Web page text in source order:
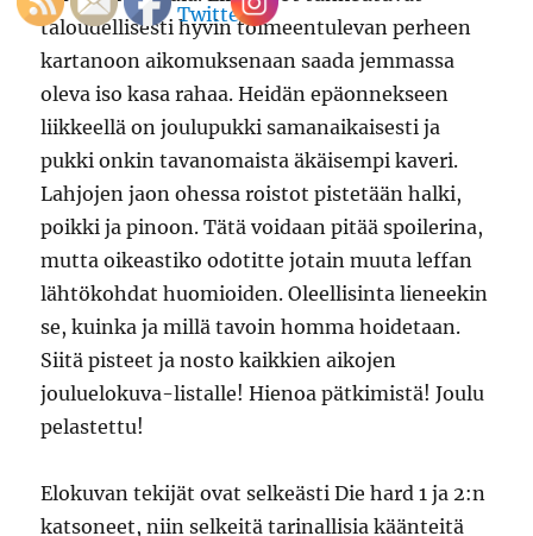
taloudellisesti hyvin toimeentulevan perheen
kartanoon aikomuksenaan saada jemmassa
oleva iso kasa rahaa. Heidän epäonnekseen
liikkeellä on joulupukki samanaikaisesti ja
pukki onkin tavanomaista äkäisempi kaveri.
Lahjojen jaon ohessa roistot pistetään halki,
poikki ja pinoon. Tätä voidaan pitää spoilerina,
mutta oikeastiko odotitte jotain muuta leffan
lähtökohdat huomioiden. Oleellisinta lieneekin
se, kuinka ja millä tavoin homma hoidetaan.
Siitä pisteet ja nosto kaikkien aikojen
jouluelokuva-listalle! Hienoa pätkimistä! Joulu
pelastettu!
Elokuvan tekijät ovat selkeästi Die hard 1 ja 2:n
katsoneet, niin selkeitä tarinallisia käänteitä